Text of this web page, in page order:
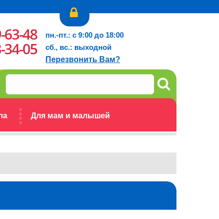
Для мам и малышей
63-48
34-05
пн.-пт.: с 9:00 до 18:00
сб., вс.: выходной
Перезвонить Вам?